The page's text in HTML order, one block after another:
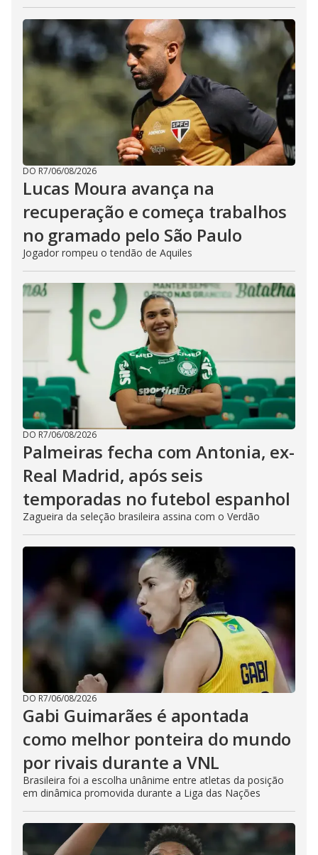
DO R7/06/08/2026
Lucas Moura avança na
recuperação e começa trabalhos
no gramado pelo São Paulo
Jogador rompeu o tendão de Aquiles
DO R7/06/08/2026
Palmeiras fecha com Antonia, ex-
Real Madrid, após seis
temporadas no futebol espanhol
Zagueira da seleção brasileira assina com o Verdão
DO R7/06/08/2026
Gabi Guimarães é apontada
como melhor ponteira do mundo
por rivais durante a VNL
Brasileira foi a escolha unânime entre atletas da posição
em dinâmica promovida durante a Liga das Nações